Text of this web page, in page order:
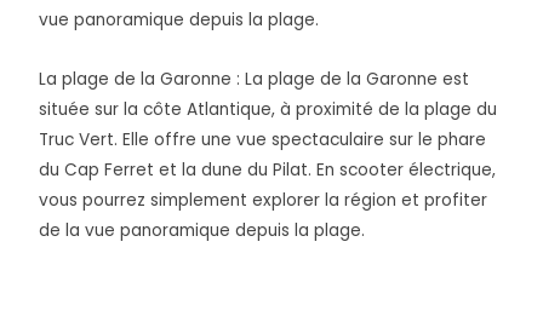
vue panoramique depuis la plage.
La plage de la Garonne : La plage de la Garonne est
située sur la côte Atlantique, à proximité de la plage du
Truc Vert. Elle offre une vue spectaculaire sur le phare
du Cap Ferret et la dune du Pilat. En scooter électrique,
vous pourrez simplement explorer la région et profiter
de la vue panoramique depuis la plage.